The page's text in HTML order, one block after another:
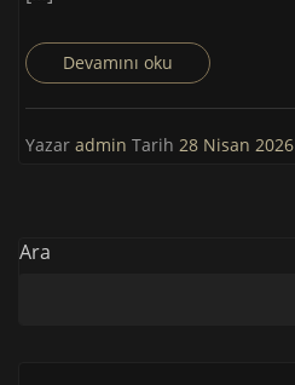
Devamını oku
Yazar admin Tarih 28 Nisan 2026
Ara